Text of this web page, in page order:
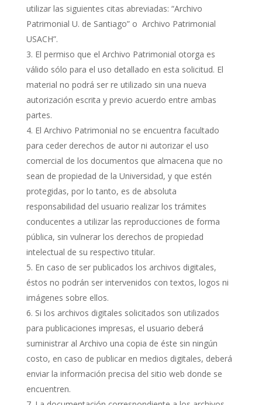
utilizar las siguientes citas abreviadas: “Archivo
Patrimonial U. de Santiago” o Archivo Patrimonial
USACH”.
El permiso que el Archivo Patrimonial otorga es
válido sólo para el uso detallado en esta solicitud. El
material no podrá ser re utilizado sin una nueva
autorización escrita y previo acuerdo entre ambas
partes.
El Archivo Patrimonial no se encuentra facultado
para ceder derechos de autor ni autorizar el uso
comercial de los documentos que almacena que no
sean de propiedad de la Universidad, y que estén
protegidas, por lo tanto, es de absoluta
responsabilidad del usuario realizar los trámites
conducentes a utilizar las reproducciones de forma
pública, sin vulnerar los derechos de propiedad
intelectual de su respectivo titular.
En caso de ser publicados los archivos digitales,
éstos no podrán ser intervenidos con textos, logos ni
imágenes sobre ellos.
Si los archivos digitales solicitados son utilizados
para publicaciones impresas, el usuario deberá
suministrar al Archivo una copia de éste sin ningún
costo, en caso de publicar en medios digitales, deberá
enviar la información precisa del sitio web donde se
encuentren.